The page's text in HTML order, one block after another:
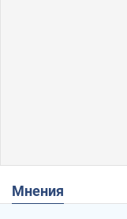
Мнения